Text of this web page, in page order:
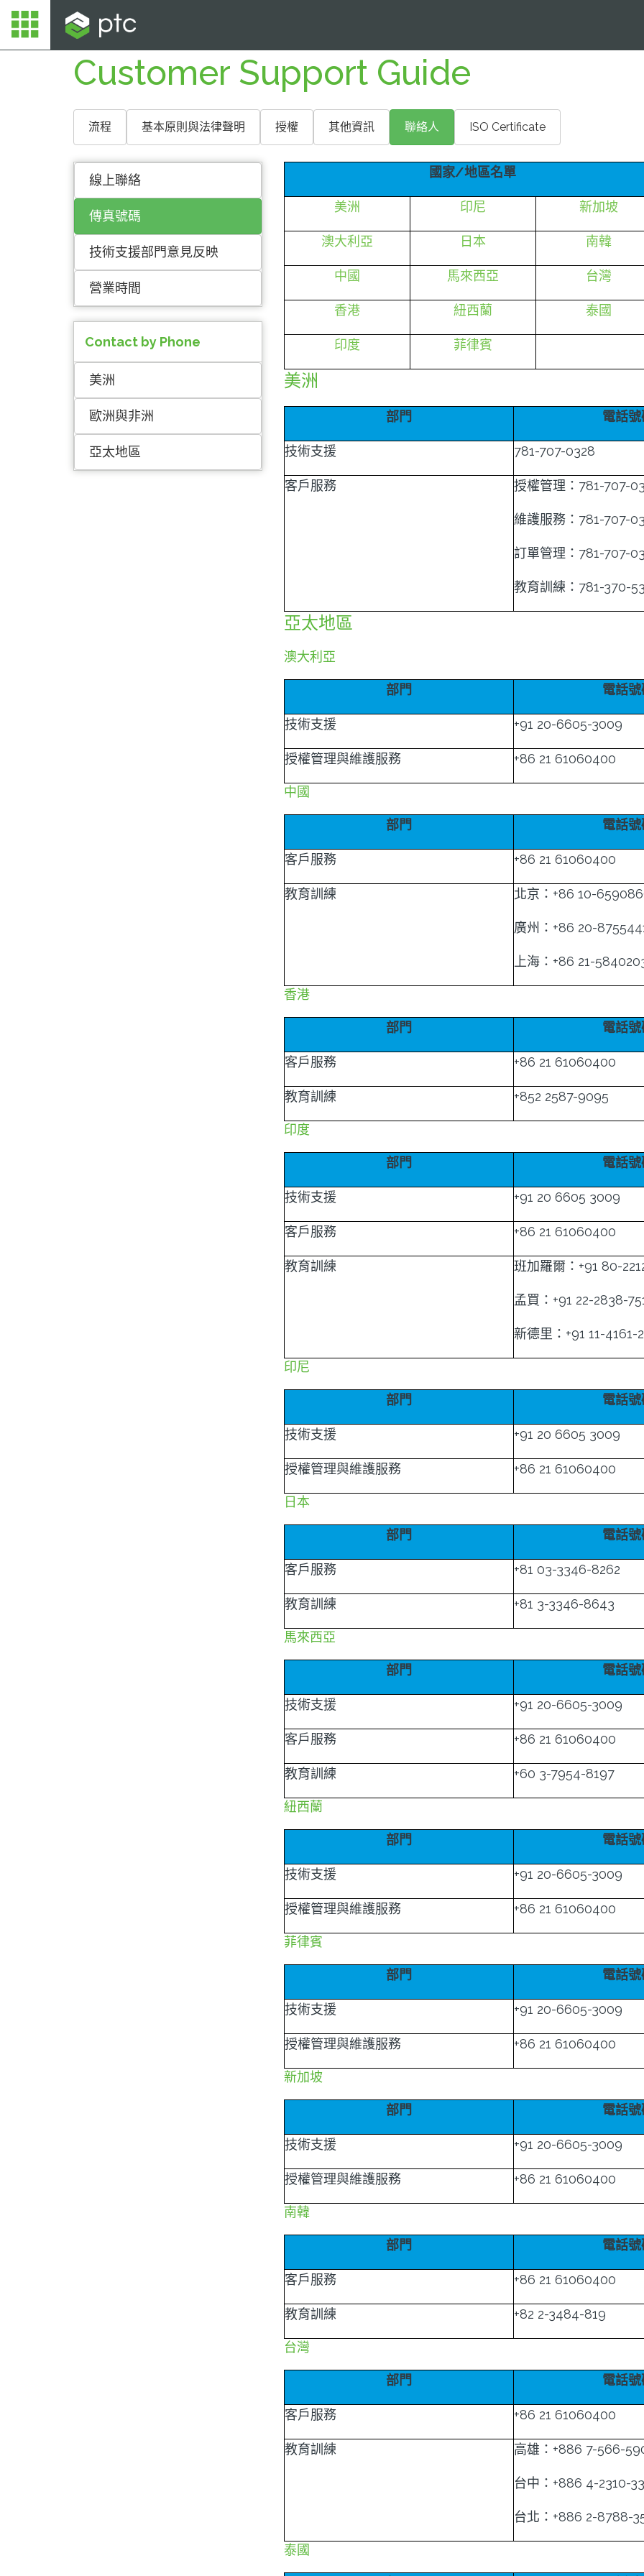
Customer Support Guide
流程 基本原則與法律聲明 授權 其他資訊 聯絡人 ISO Certificate
線上聯絡
傳真號碼
技術支援部門意見反映
營業時間
Contact by Phone
美洲
歐洲與非洲
亞太地區
國家/地區名單
美洲 印尼 新加坡
澳大利亞 日本 南韓
中國 馬來西亞 台灣
香港 紐西蘭 泰國
印度 菲律賓
美洲
部門 電話號
技術支援 781-707-0328
客戶服務 授權管理：781-707-
維護服務：781-707-
訂單管理：781-707-
教育訓練：781-370-
亞太地區
澳大利亞
部門 電話號
技術支援 +91 20-6605-3009
授權管理與維護服務 +86 21 61060400
中國
部門 電話號
客戶服務 +86 21 61060400
教育訓練 北京：+86 10-
廣州：+86 20-
上海：+86 21-
香港
部門 電話號
客戶服務 +86 21 61060400
教育訓練 +852 2587-9095
印度
部門 電話號
技術支援 +91 20 6605 3009
客戶服務 +86 21 61060400
教育訓練 班加羅爾：+91 80-
孟買：+91 22-2838-
新德里：+91 11-4161-
印尼
部門 電話號
技術支援 +91 20 6605 3009
授權管理與維護服務 +86 21 61060400
日本
部門 電話號
客戶服務 +81 03-3346-8262
教育訓練 +81 3-3346-8643
馬來西亞
部門 電話號
技術支援 +91 20-6605-3009
客戶服務 +86 21 61060400
教育訓練 +60 3-7954-8197
紐西蘭
部門 電話號
技術支援 +91 20-6605-3009
授權管理與維護服務 +86 21 61060400
菲律賓
部門 電話號
技術支援 +91 20-6605-3009
授權管理與維護服務 +86 21 61060400
新加坡
部門 電話號
技術支援 +91 20-6605-3009
授權管理與維護服務 +86 21 61060400
南韓
部門 電話號
客戶服務 +86 21 61060400
教育訓練 +82 2-3484-819
台灣
部門 電話號
客戶服務 +86 21 61060400
教育訓練 高雄：+886 7-566-
台中：+886 4-2310-
台北：+886 2-8788-
泰國